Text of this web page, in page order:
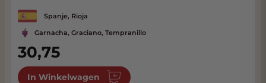
Spanje, Rioja
Garnacha, Graciano, Tempranillo
30,75
In Winkelwagen